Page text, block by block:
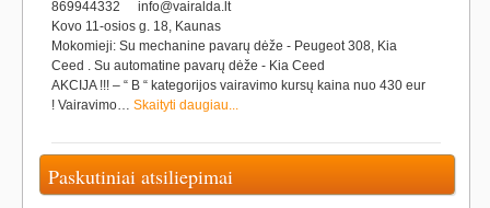
869944332
info@vairalda.lt
Kovo 11-osios g. 18, Kaunas
Mokomieji: Su mechanine pavarų dėže - Peugeot 308, Kia
Ceed . Su automatine pavarų dėže - Kia Ceed
AKCIJA !!! – “ B “ kategorijos vairavimo kursų kaina nuo 430 eur
! Vairavimo… Skaityti daugiau...
Paskutiniai atsiliepimai